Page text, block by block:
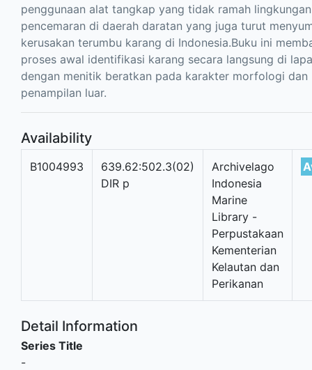
penggunaan alat tangkap yang tidak ramah
pencemaran di daerah daratan yang juga turut
kerusakan terumbu karang di Indonesia.Buku ini
proses awal identifikasi karang secara langsung di
dengan menitik beratkan pada karakter morfologi dan
penampilan luar.
Availability
B1004993
639.62:502.3(02)
DIR p
Archivelago
Indonesia
Marine
Library -
Perpustakaan
Kementerian
Kelautan dan
Perikanan
Detail Information
Series Title
-